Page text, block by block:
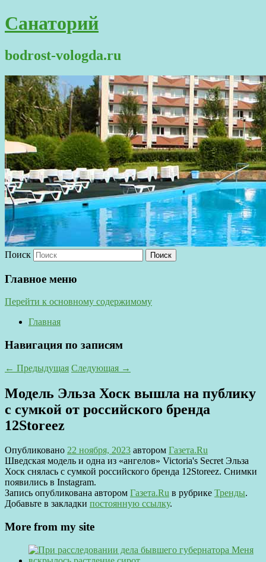
Санаторий
bodrost-vologda.ru
Поиск
Главное меню
Перейти к основному содержимому
Главная
Навигация по записям
← Предыдущая Следующая →
Модель Эльза Хоск вышла на публику
с сумкой от российского бренда
12Storeez
Опубликовано 22 ноября, 2023 автором Газета.Ru
Шведская модель и одна из «ангелов» Victoria's Secret Эльза
Хоск снялась с сумкой российского бренда 12Storeez. Снимки
появились в Instagram.
Запись опубликована автором Газета.Ru в рубрике Тренды.
Добавьте в закладки постоянную ссылку.
More from my site